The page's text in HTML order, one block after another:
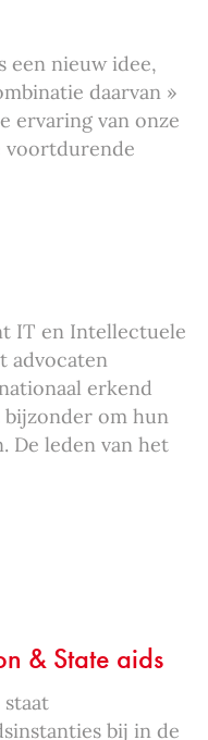
een nieuw idee,
daarvan »
ervaring van onze
voortdurende
IT en Intellectuele
advocaten
erkend
om hun
De leden van het
& State aids
bij in de